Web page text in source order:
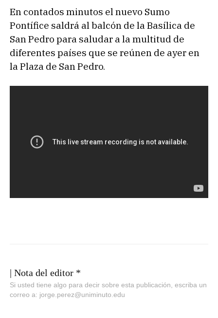
En contados minutos el nuevo Sumo
Pontífice saldrá al balcón de la Basílica de
San Pedro para saludar a la multitud de
diferentes países que se reúnen de ayer en
la Plaza de San Pedro.
| Nota del editor *
Si usted tiene algo para decir sobre esta publicación, escriba un
correo a: jorge.perez@uniminuto.edu